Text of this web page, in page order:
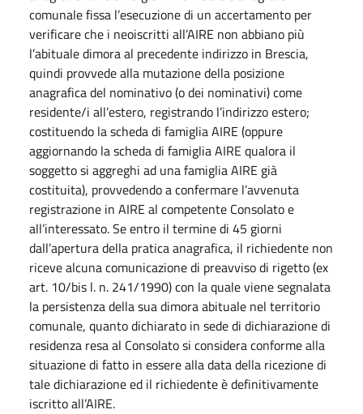
comunale fissa l’esecuzione di un accertamento per
verificare che i neoiscritti all’AIRE non abbiano più
l’abituale dimora al precedente indirizzo in Brescia,
quindi provvede alla mutazione della posizione
anagrafica del nominativo (o dei nominativi) come
residente/i all’estero, registrando l’indirizzo estero;
costituendo la scheda di famiglia AIRE (oppure
aggiornando la scheda di famiglia AIRE qualora il
soggetto si aggreghi ad una famiglia AIRE già
costituita), provvedendo a confermare l’avvenuta
registrazione in AIRE al competente Consolato e
all’interessato. Se entro il termine di 45 giorni
dall’apertura della pratica anagrafica, il richiedente non
riceve alcuna comunicazione di preavviso di rigetto (ex
art. 10/bis l. n. 241/1990) con la quale viene segnalata
la persistenza della sua dimora abituale nel territorio
comunale, quanto dichiarato in sede di dichiarazione di
residenza resa al Consolato si considera conforme alla
situazione di fatto in essere alla data della ricezione di
tale dichiarazione ed il richiedente è definitivamente
iscritto all’AIRE.